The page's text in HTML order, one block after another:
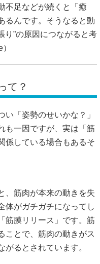
不足などが続くと「癒
るんです。そうなると動
り”の原因につながると考
）
て？
「姿勢のせいかな？」
も一因ですが、実は「筋
係している場合もあるそ
、筋肉が本来の動きを失
体がガチガチになってし
筋膜リリース」です。筋
ことで、筋肉の動きがス
がるとされています。